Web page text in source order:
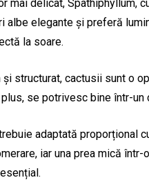
mai delicat, Spathiphyllum,
albe elegante și preferă
la soare.
structurat, cactusii sunt o
se potrivesc bine într-un
adaptată proporțional
iar una prea mică